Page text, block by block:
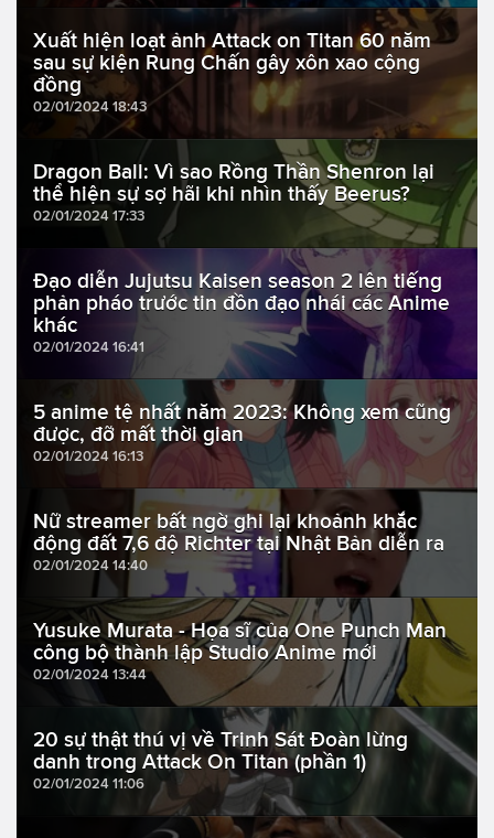
Xuất hiện loạt ảnh Attack on Titan 60 năm
sau sự kiện Rung Chấn gây xôn xao cộng
đồng
02/01/2024 18:43
Dragon Ball: Vì sao Rồng Thần Shenron lại
thể hiện sự sợ hãi khi nhìn thấy Beerus?
02/01/2024 17:33
Đạo diễn Jujutsu Kaisen season 2 lên tiếng
phản pháo trước tin đồn đạo nhái các Anime
khác
02/01/2024 16:41
5 anime tệ nhất năm 2023: Không xem cũng
được, đỡ mất thời gian
02/01/2024 16:13
Nữ streamer bất ngờ ghi lại khoảnh khắc
động đất 7,6 độ Richter tại Nhật Bản diễn ra
02/01/2024 14:40
Yusuke Murata - Họa sĩ của One Punch Man
công bộ thành lập Studio Anime mới
02/01/2024 13:44
20 sự thật thú vị về Trinh Sát Đoàn lừng
danh trong Attack On Titan (phần 1)
02/01/2024 11:06